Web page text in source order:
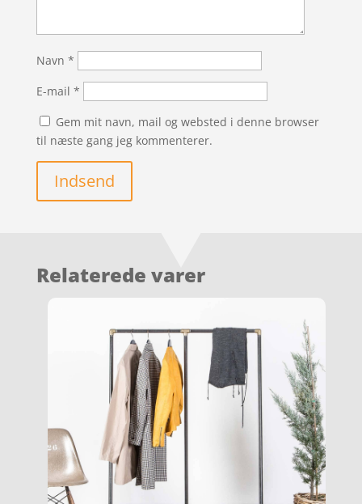
Navn *
E-mail *
Gem mit navn, mail og websted i denne browser
til næste gang jeg kommenterer.
Indsend
Relaterede varer